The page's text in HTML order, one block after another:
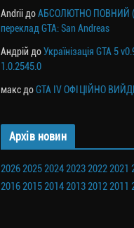
Andrii доАБСОЛЮТНО ПОВНИЙ
переклад GTA: San Andreas
Андрій доУкраїнізація GTA 5
1.0.2545.0
макс доGTA IV ОФІЦІЙНО
Архів новин
202620252024202320222021
201620152014201320122011